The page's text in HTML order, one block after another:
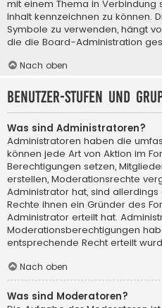
mit einem Thema in Verbindung
Inhalt kennzeichnen zu können.
Symbole zu verwenden, hängt
die die Board-Administration
Nach oben
Benutzer-Stufen und
Was sind Administratoren?
Administratoren haben die
können jede Art von Aktion im
Berechtigungen setzen,
erstellen, Moderationsrechte
Administrator hat, sind
Rechte ihnen ein Gründer des
Administrator erteilt hat.
Moderationsberechtigungen
entsprechende Recht erteilt
Nach oben
Was sind Moderatoren?